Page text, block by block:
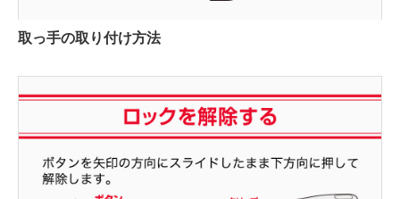
取っ手の取り付け方法